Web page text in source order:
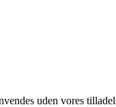
uden vores